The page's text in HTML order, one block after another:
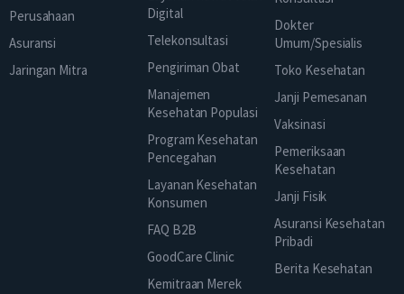
Perusahaan
Asuransi
Jaringan Mitra
Digital
Telekonsultasi
Pengiriman Obat
Manajemen
Kesehatan Populasi
Program Kesehatan
Pencegahan
Layanan Kesehatan
Konsumen
FAQ B2B
GoodCare Clinic
Kemitraan Merek
Dokter
Umum/Spesialis
Toko Kesehatan
Janji Pemesanan
Vaksinasi
Pemeriksaan
Kesehatan
Janji Fisik
Asuransi Kesehatan
Pribadi
Berita Kesehatan